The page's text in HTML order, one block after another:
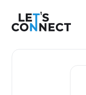
Let's Connect
le menu